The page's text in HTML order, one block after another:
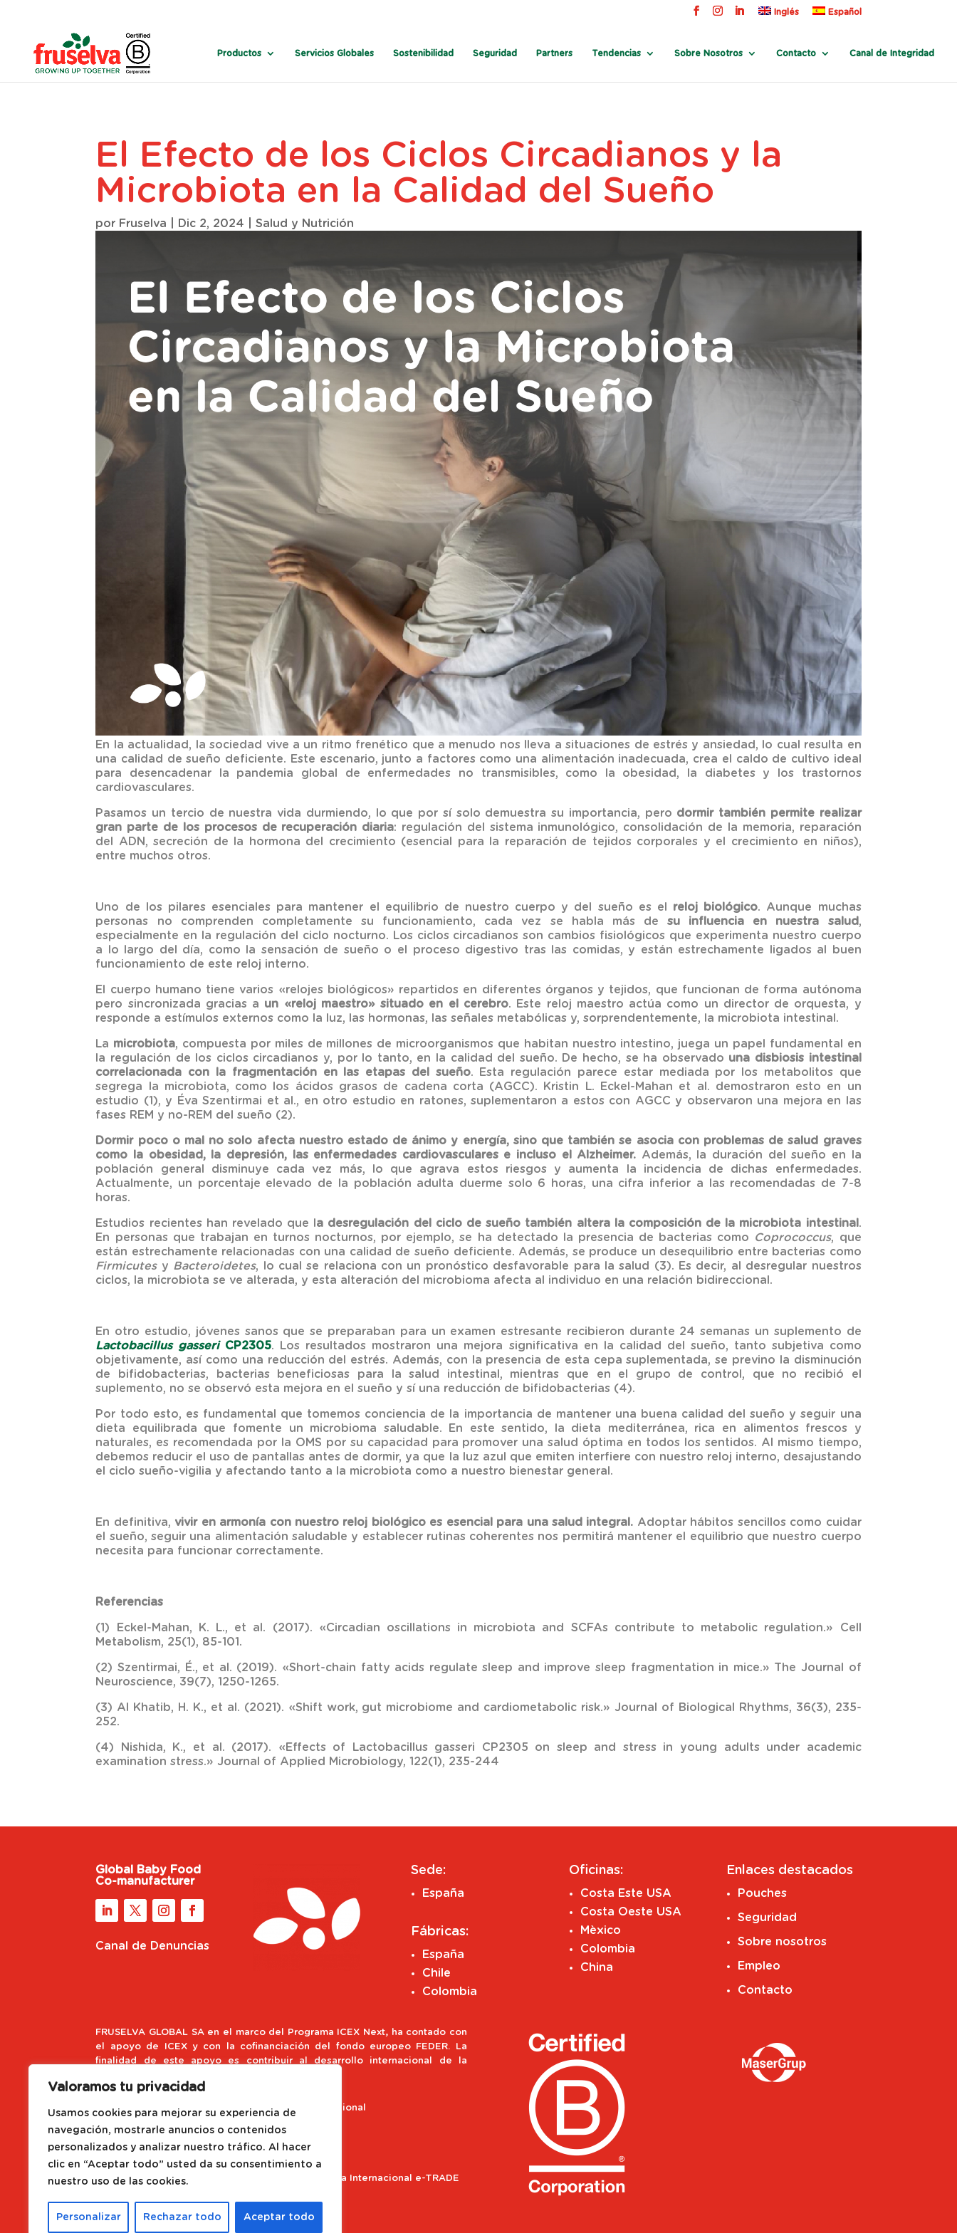
Valoramos tu privacidad
Usamos cookies para mejorar su experiencia de
navegación, mostrarle anuncios o contenidos
personalizados y analizar nuestro tráfico. Al hacer
clic en “Aceptar todo” usted da su consentimiento a
nuestro uso de las cookies.
Personalizar Rechazar todo Aceptar todo
Inglés Español
Productos Servicios Globales Sostenibilidad Seguridad Partners Tendencias Sobre Nosotros Contacto Canal de Integridad
El Efecto de los Ciclos Circadianos y la
Microbiota en la Calidad del Sueño
por Fruselva Dic 2, 2024 |Salud y Nutrición
En la actualidad, la sociedad vive a un ritmo frenético que a menudo nos lleva a situaciones de estrés y ansiedad, lo cual resulta en
una calidad de sueño deficiente. Este escenario, junto a factores como una alimentación inadecuada, crea el caldo de cultivo ideal
para desencadenar la pandemia global de enfermedades no transmisibles, como la obesidad, la diabetes y los trastornos
cardiovasculares.
Pasamos un tercio de nuestra vida durmiendo, lo que por sí solo demuestra su importancia, pero dormir también permite realizar
gran parte de los procesos de recuperación diaria: regulación del sistema inmunológico, consolidación de la memoria, reparación
del ADN, secreción de la hormona del crecimiento (esencial para la reparación de tejidos corporales y el crecimiento en niños),
entre muchos otros.
Uno de los pilares esenciales para mantener el equilibrio de nuestro cuerpo y del sueño es el reloj biológico. Aunque muchas
personas no comprenden completamente su funcionamiento, cada vez se habla más desu influencia en nuestra salud,
especialmente en la regulación del ciclo nocturno. Los ciclos circadianos son cambios fisiológicos que experimenta nuestro cuerpo
a lo largo del día, como la sensación de sueño o el proceso digestivo tras las comidas, y están estrechamente ligados al buen
funcionamiento de este reloj interno.
El cuerpo humano tiene varios «relojes biológicos» repartidos en diferentes órganos y tejidos, que funcionan de forma autónoma
pero sincronizada gracias a un «reloj maestro» situado en el cerebro. Este reloj maestro actúa como un director de orquesta, y
responde a estímulos externos como la luz, las hormonas, las señales metabólicas y, sorprendentemente, la microbiota intestinal.
La microbiota, compuesta por miles de millones de microorganismos que habitan nuestro intestino, juega un papel fundamental en
la regulación de los ciclos circadianos y, por lo tanto, en la calidad del sueño. De hecho, se ha observado una disbiosis intestinal
correlacionada con la fragmentación en las etapas del sueño. Esta regulación parece estar mediada por los metabolitos que
segrega la microbiota, como los ácidos grasos de cadena corta (AGCC). Kristin L. Eckel-Mahan et al. demostraron esto en un
estudio (1), y Éva Szentirmai et al., en otro estudio en ratones, suplementaron a estos con AGCC y observaron una mejora en las
fases REM y no-REM del sueño (2).
Dormir poco o mal no solo afecta nuestro estado de ánimo y energía, sino que también se asocia con problemas de salud graves
como la obesidad, la depresión, las enfermedades cardiovasculares e incluso el Alzheimer. Además, la duración del sueño en la
población general disminuye cada vez más, lo que agrava estos riesgos y aumenta la incidencia de dichas enfermedades.
Actualmente, un porcentaje elevado de la población adulta duerme solo 6 horas, una cifra inferior a las recomendadas de 7-8
horas.
Estudios recientes han revelado que la desregulación del ciclo de sueño también altera la composición de la microbiota intestinal.
En personas que trabajan en turnos nocturnos, por ejemplo, se ha detectado la presencia de bacterias como Coprococcus, que
están estrechamente relacionadas con una calidad de sueño deficiente. Además, se produce un desequilibrio entre bacterias como
Firmicutesy Bacteroidetes, lo cual se relaciona con un pronóstico desfavorable para la salud (3). Es decir, al desregular nuestros
ciclos, la microbiota se ve alterada, y esta alteración del microbioma afecta al individuo en una relación bidireccional.
En otro estudio, jóvenes sanos que se preparaban para un examen estresante recibieron durante 24 semanas un suplemento de
Lactobacillus gasseriCP2305. Los resultados mostraron una mejora significativa en la calidad del sueño, tanto subjetiva como
objetivamente, así como una reducción del estrés. Además, con la presencia de esta cepa suplementada, se previno la disminución
de bifidobacterias, bacterias beneficiosas para la salud intestinal, mientras que en el grupo de control, que no recibió el
suplemento, no se observó esta mejora en el sueño y sí una reducción de bifidobacterias (4).
Por todo esto, es fundamental que tomemos conciencia de la importancia de mantener una buena calidad del sueño y seguir una
dieta equilibrada que fomente un microbioma saludable. En este sentido, la dieta mediterránea, rica en alimentos frescos y
naturales, es recomendada por la OMS por su capacidad para promover una salud óptima en todos los sentidos. Al mismo tiempo,
debemos reducir el uso de pantallas antes de dormir, ya que la luz azul que emiten interfiere con nuestro reloj interno, desajustando
el ciclo sueño-vigilia y afectando tanto a la microbiota como a nuestro bienestar general.
En definitiva, vivir en armonía con nuestro reloj biológico es esencial para una salud integral. Adoptar hábitos sencillos como cuidar
el sueño, seguir una alimentación saludable y establecer rutinas coherentes nos permitirá mantener el equilibrio que nuestro cuerpo
necesita para funcionar correctamente.
Referencias
(1) Eckel-Mahan, K. L., et al. (2017). «Circadian oscillations in microbiota and SCFAs contribute to metabolic regulation.» Cell
Metabolism, 25(1), 85-101.
(2) Szentirmai, É., et al. (2019). «Short-chain fatty acids regulate sleep and improve sleep fragmentation in mice.» The Journal of
Neuroscience, 39(7), 1250-1265.
(3) Al Khatib, H. K., et al. (2021). «Shift work, gut microbiome and cardiometabolic risk.» Journal of Biological Rhythms, 36(3), 235-
252.
(4) Nishida, K., et al. (2017). «Effects of Lactobacillus gasseri CP2305 on sleep and stress in young adults under academic
examination stress.» Journal of Applied Microbiology, 122(1), 235-244
Global Baby Food
Co-manufacturer
Canal de Denuncias
Sede:
España
Fábricas:
España
Chile
Colombia
Oficinas:
Costa Este USA
Costa Oeste USA
Mèxico
Colombia
China
Enlaces destacados
Pouches
Seguridad
Sobre nosotros
Empleo
Contacto
FRUSELVA GLOBAL SA en el marco del Programa ICEX Next, ha contado con
el apoyo de ICEX y con la cofinanciación del fondo europeo FEDER. La
finalidad de este apoyo es contribuir al desarrollo internacional de la
Fondo Europeo de Desarrollo Regional
Una Manera de hacer Europa
Proyecto impulsado con el Programa Internacional e-TRADE